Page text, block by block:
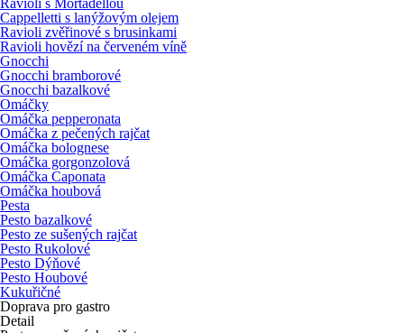
Ravioli s Mortadellou
Cappelletti s lanýžovým olejem
Ravioli zvěřinové s brusinkami
Ravioli hovězí na červeném víně
Gnocchi
Gnocchi bramborové
Gnocchi bazalkové
Omáčky
Omáčka pepperonata
Omáčka z pečených rajčat
Omáčka bolognese
Omáčka gorgonzolová
Omáčka Caponata
Omáčka houbová
Pesta
Pesto bazalkové
Pesto ze sušených rajčat
Pesto Rukolové
Pesto Dýňové
Pesto Houbové
Kukuřičné
Doprava pro gastro
Detail